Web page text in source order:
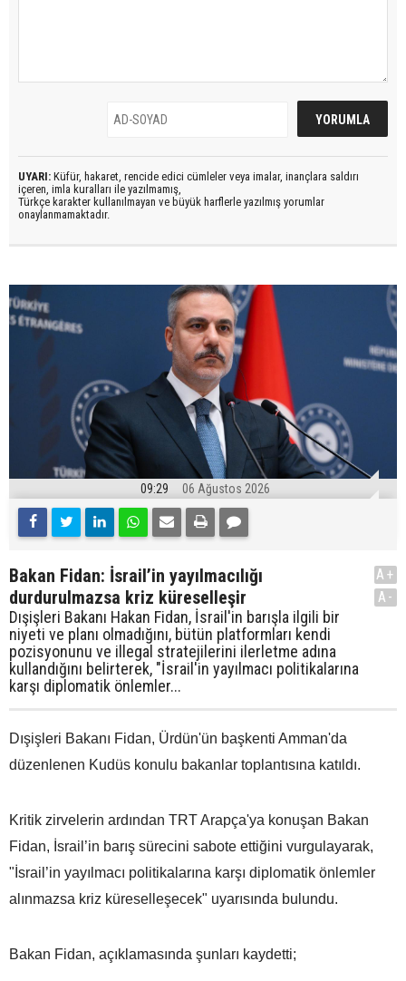
UYARI: Küfür, hakaret, rencide edici cümleler veya imalar, inançlara saldırı
içeren, imla kuralları ile yazılmamış,
Türkçe karakter kullanılmayan ve büyük harflerle yazılmış yorumlar
onaylanmamaktadır.
09:29 06 Ağustos 2026
Bakan Fidan: İsrail’in yayılmacılığı
durdurulmazsa kriz küreselleşir
Dışişleri Bakanı Hakan Fidan, İsrail'in barışla ilgili bir
niyeti ve planı olmadığını, bütün platformları kendi
pozisyonunu ve illegal stratejilerini ilerletme adına
kullandığını belirterek, "İsrail'in yayılmacı politikalarına
karşı diplomatik önlemler...
A+
A-
Dışişleri Bakanı Fidan, Ürdün'ün başkenti Amman'da
düzenlenen Kudüs konulu bakanlar toplantısına katıldı.
Kritik zirvelerin ardından TRT Arapça'ya konuşan Bakan
Fidan, İsrail’in barış sürecini sabote ettiğini vurgulayarak,
"İsrail’in yayılmacı politikalarına karşı diplomatik önlemler
alınmazsa kriz küreselleşecek" uyarısında bulundu.
Bakan Fidan, açıklamasında şunları kaydetti;